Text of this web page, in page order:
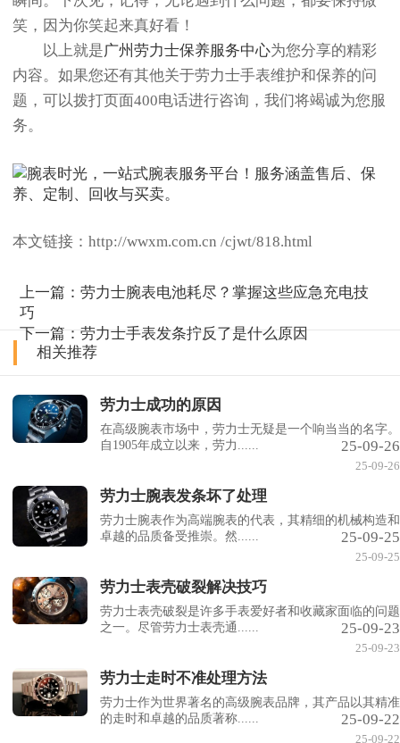
笑，因为你笑起来真好看！
以上就是广州劳力士保养服务中心为您分享的精彩
内容。如果您还有其他关于劳力士手表维护和保养的问
题，可以拨打页面400电话进行咨询，我们将竭诚为您服
务。
本文链接：http://wwxm.com.cn /cjwt/818.html
上一篇：劳力士腕表电池耗尽？掌握这些应急充电技
巧
下一篇：劳力士手表发条拧反了是什么原因
相关推荐
劳力士成功的原因
在高级腕表市场中，劳力士无疑是一个响当当的名字。
自1905年成立以来，劳力......
25-09-26
25-09-26
劳力士腕表发条坏了处理
劳力士腕表作为高端腕表的代表，其精细的机械构造和
卓越的品质备受推崇。然......
25-09-25
25-09-25
劳力士表壳破裂解决技巧
劳力士表壳破裂是许多手表爱好者和收藏家面临的问题
之一。尽管劳力士表壳通......
25-09-23
25-09-23
劳力士走时不准处理方法
劳力士作为世界著名的高级腕表品牌，其产品以其精准
的走时和卓越的品质著称......
25-09-22
25-09-22